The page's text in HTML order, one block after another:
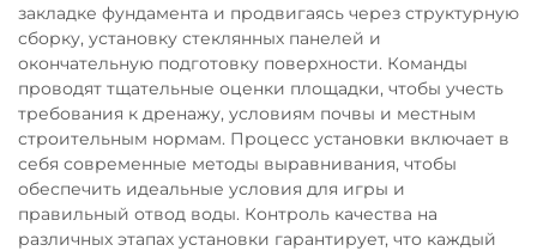
закладке фундамента и продвигаясь через структурную
сборку, установку стеклянных панелей и
окончательную подготовку поверхности. Команды
проводят тщательные оценки площадки, чтобы учесть
требования к дренажу, условиям почвы и местным
строительным нормам. Процесс установки включает в
себя современные методы выравнивания, чтобы
обеспечить идеальные условия для игры и
правильный отвод воды. Контроль качества на
различных этапах установки гарантирует, что каждый